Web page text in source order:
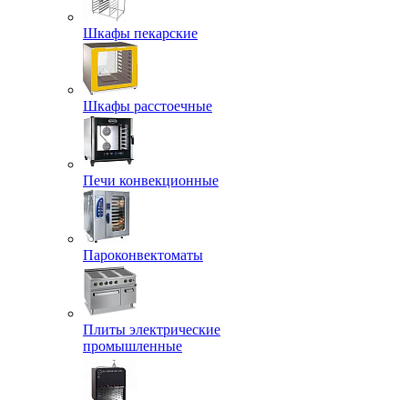
Шкафы пекарские
Шкафы расстоечные
Печи конвекционные
Пароконвектоматы
Плиты электрические
промышленные